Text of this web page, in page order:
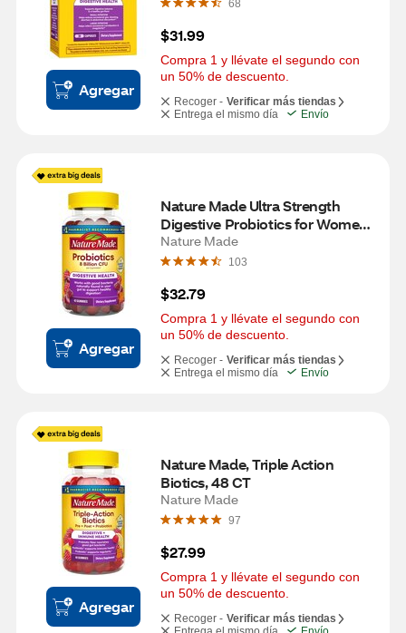
Agregar
68
$31.99
Compra 1 y llévate el segundo con
un 50% de descuento.
Recoger - Verificar más tiendas
Entrega el mismo día
Envío
Agregar
Nature Made Ultra Strength
Digestive Probiotics for Women
and Men, Probiotic Gummies, 42
CT
Nature Made
103
$32.79
Compra 1 y llévate el segundo con
un 50% de descuento.
Recoger - Verificar más tiendas
Entrega el mismo día
Envío
Agregar
Nature Made, Triple Action
Biotics, 48 CT
Nature Made
97
$27.99
Compra 1 y llévate el segundo con
un 50% de descuento.
Recoger - Verificar más tiendas